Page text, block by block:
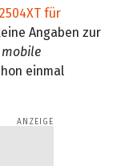
für
Angaben zur
einmal